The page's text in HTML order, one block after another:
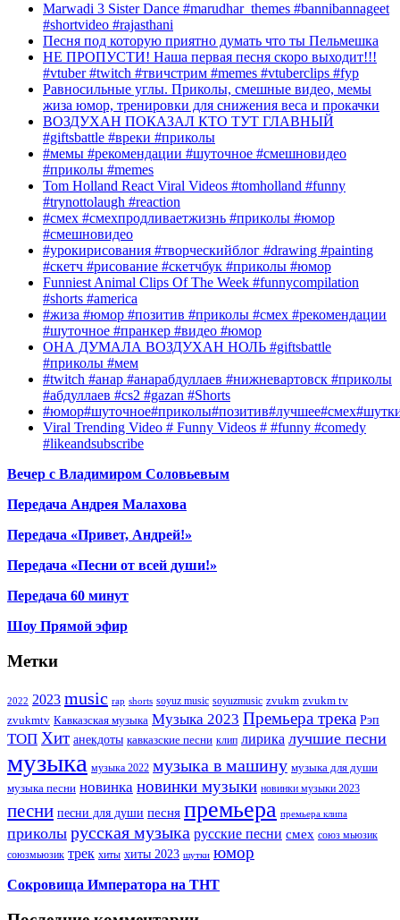
Marwadi 3 Sister Dance #marudhar_themes #bannibannageet
#shortvideo #rajasthani
Песня под которую приятно думать что ты Пельмешка
НЕ ПРОПУСТИ! Наша первая песня скоро выходит!!!
#vtuber #twitch #твичстрим #memes #vtuberclips #fyp
Равносильные углы. Приколы, смешные видео, мемы
жиза юмор, тренировки для снижения веса и прокачки
ВОЗДУХАН ПОКАЗАЛ КТО ТУТ ГЛАВНЫЙ
#giftsbattle #вреки #приколы
#мемы #рекомендации #шуточное #смешновидео
#приколы #memes
Tom Holland React Viral Videos #tomholland #funny
#trynottolaugh #reaction
#смех #смехпродливаетжизнь #приколы #юмор
#смешновидео
#урокирисования #творческийблог #drawing #painting
#скетч #рисование #скетчбук #приколы #юмор
Funniest Animal Clips Of The Week #funnycompilation
#shorts #america
#жиза #юмор #позитив #приколы #смех #рекомендации
#шуточное #пранкер #видео #юмор
ОНА ДУМАЛА ВОЗДУХАН НОЛЬ #giftsbattle
#приколы #мем
#twitch #анар #анарабдуллаев #нижневартовск #приколы
#абдуллаев #cs2 #gazan #Shorts
Viral Trending Video # Funny Videos # #funny #comedy
#likeandsubscribe
Вечер с Владимиром Соловьевым
Передача Андрея Малахова
Передача «Привет, Андрей!»
Передача «Песни от всей души!»
Передача 60 минут
Шоу Прямой эфир
Метки
2022 2023 music rap shorts soyuz music soyuzmusic zvukm zvukm tv
zvukmtv Кавказская музыка Музыка 2023 Премьера трека Рэп
ТОП Хит анекдоты кавказские песни клип лирика лучшие песни
музыка музыка 2022 музыка в машину музыка для души
музыка песни новинка новинки музыки новинки музыки 2023
песни песни для души песня премьера премьера клипа
приколы русская музыка русские песни смех союз мьюзик
союзмьюзик трек хиты хиты 2023 шутки юмор
Сокровища Императора на ТНТ